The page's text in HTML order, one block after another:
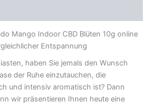
Mango Indoor CBD Blüten 10g online
Entspannung
haben Sie jemals den Wunsch
der Ruhe einzutauchen, die
und intensiv aromatisch ist? Dann
wir präsentieren Ihnen heute eine